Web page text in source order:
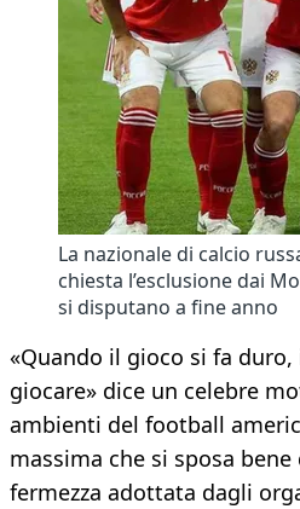
La nazionale di calcio
chiesta l’esclusione dai
si disputano a fine anno
«Quando il gioco si fa
giocare» dice un celebre
ambienti del football
massima che si sposa
fermezza adottata dagli